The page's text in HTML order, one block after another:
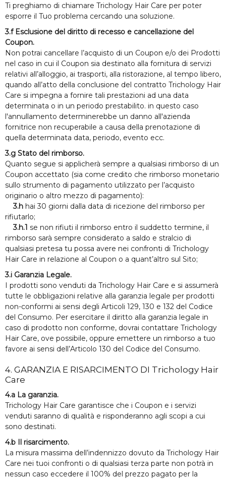
Ti preghiamo di chiamare Trichology Hair Care per poter
esporre il Tuo problema cercando una soluzione.
3.f Esclusione del diritto di recesso e cancellazione del
Coupon.
Non potrai cancellare l’acquisto di un Coupon e/o dei Prodotti
nel caso in cui il Coupon sia destinato alla fornitura di servizi
relativi all’alloggio, ai trasporti, alla ristorazione, al tempo libero,
quando all’atto della conclusione del contratto Trichology Hair
Care si impegna a fornire tali prestazioni ad una data
determinata o in un periodo prestabilito. in questo caso
l'annullamento determinerebbe un danno all'azienda
fornitrice non recuperabile a causa della prenotazione di
quella determinata data, periodo, evento ecc.
3.g Stato del rimborso.
Quanto segue si applicherà sempre a qualsiasi rimborso di un
Coupon accettato (sia come credito che rimborso monetario
sullo strumento di pagamento utilizzato per l’acquisto
originario o altro mezzo di pagamento):
3.h hai 30 giorni dalla data di ricezione del rimborso per
rifiutarlo;
3.h.1 se non rifiuti il rimborso entro il suddetto termine, il
rimborso sarà sempre considerato a saldo e stralcio di
qualsiasi pretesa tu possa avere nei confronti di Trichology
Hair Care in relazione al Coupon o a quant’altro sul Sito;
3.i Garanzia Legale.
I prodotti sono venduti da Trichology Hair Care e si assumerà
tutte le obbligazioni relative alla garanzia legale per prodotti
non-conformi ai sensi degli Articoli 129, 130 e 132 del Codice
del Consumo. Per esercitare il diritto alla garanzia legale in
caso di prodotto non conforme, dovrai contattare Trichology
Hair Care, ove possibile, oppure emettere un rimborso a tuo
favore ai sensi dell’Articolo 130 del Codice del Consumo.
4. GARANZIA E RISARCIMENTO DI Trichology Hair
Care
4.a La garanzia.
Trichology Hair Care garantisce che i Coupon e i servizi
venduti saranno di qualità e risponderanno agli scopi a cui
sono destinati.
4.b Il risarcimento.
La misura massima dell’indennizzo dovuto da Trichology Hair
Care nei tuoi confronti o di qualsiasi terza parte non potrà in
nessun caso eccedere il 100% del prezzo pagato per la